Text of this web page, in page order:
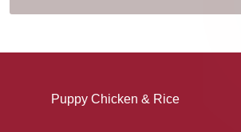
Puppy Chicken & Rice